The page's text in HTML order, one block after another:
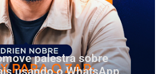
palestra sobre